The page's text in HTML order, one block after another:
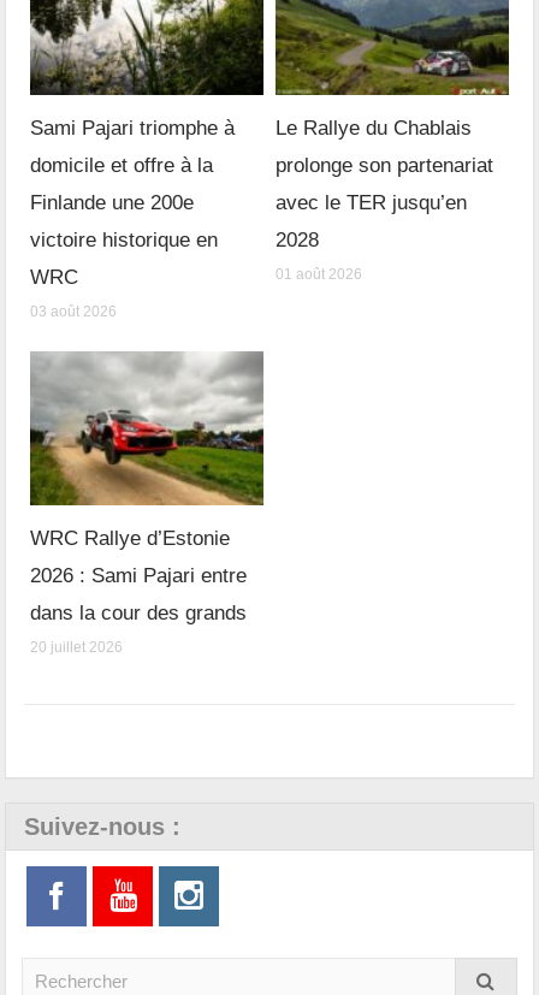
Sami Pajari triomphe à
domicile et offre à la
Finlande une 200e
victoire historique en
WRC
03 août 2026
Le Rallye du Chablais
prolonge son partenariat
avec le TER jusqu’en
2028
01 août 2026
WRC Rallye d’Estonie
2026 : Sami Pajari entre
dans la cour des grands
20 juillet 2026
Suivez-nous :